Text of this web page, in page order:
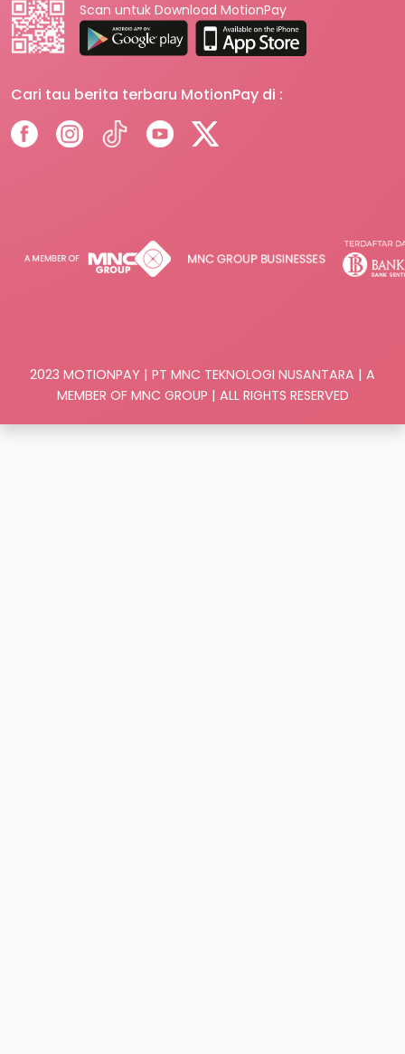
Scan untuk Download MotionPay
Cari tau berita terbaru MotionPay di :
2023 MOTIONPAY | PT MNC TEKNOLOGI NUSANTARA | A
MEMBER OF MNC GROUP | ALL RIGHTS RESERVED